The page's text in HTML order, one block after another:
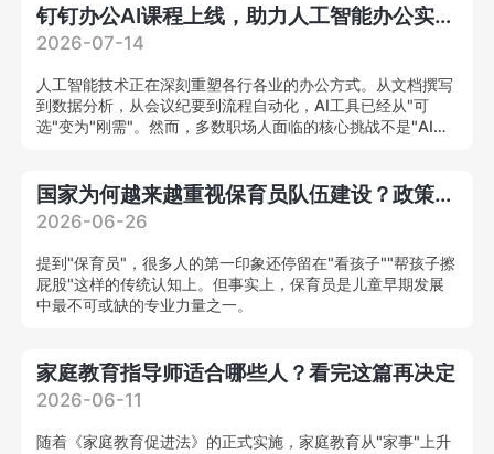
钉钉办公AI课程上线，助力人工智能办公实战人才培养
2026-07-14
人工智能技术正在深刻重塑各行各业的办公方式。从文档撰写
到数据分析，从会议纪要到流程自动化，AI工具已经从"可
选"变为"刚需"。然而，多数职场人面临的核心挑战不是"AI能
国家为何越来越重视保育员队伍建设？政策解读来了
2026-06-26
提到"保育员"，很多人的第一印象还停留在"看孩子""帮孩子擦
屁股"这样的传统认知上。但事实上，保育员是儿童早期发展
中最不可或缺的专业力量之一。
家庭教育指导师适合哪些人？看完这篇再决定
2026-06-11
随着《家庭教育促进法》的正式实施，家庭教育从"家事"上升